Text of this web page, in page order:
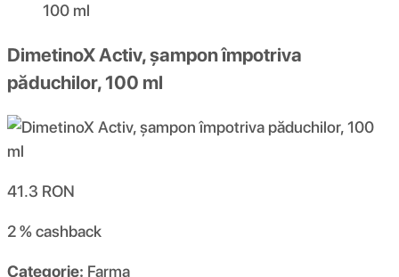
100 ml
DimetinoX Activ, șampon împotriva
păduchilor, 100 ml
41.3 RON
2 %cashback
Categorie: Farma